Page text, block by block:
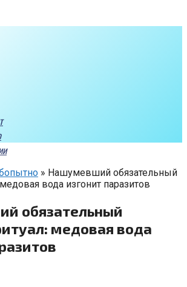
» Нашумевший обязательный
вода изгонит паразитов
обязательный
медовая вода